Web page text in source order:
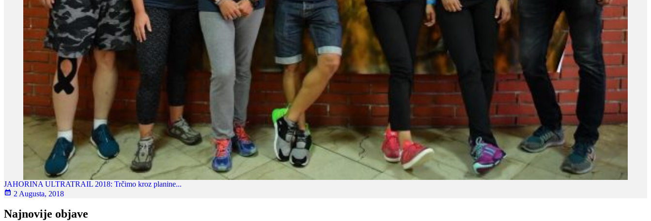
JAHORINA ULTRATRAIL 2018: Trčimo kroz planine...
2 Augusta, 2018
Najnovije objave